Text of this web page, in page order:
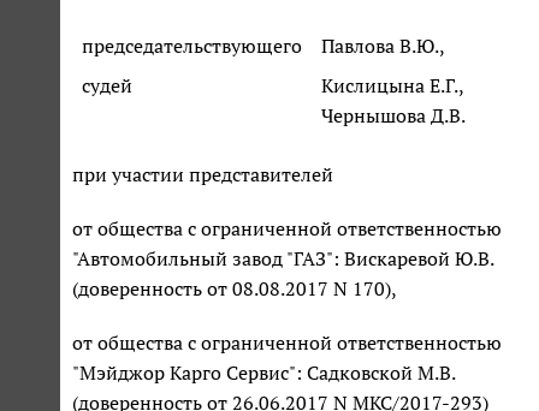
председательствующего
Павлова В.Ю.,
судей
Кислицына Е.Г.,
Чернышова Д.В.
при участии представителей
от общества с ограниченной ответственностью
"Автомобильный завод "ГАЗ": Вискаревой Ю.В.
(доверенность от 08.08.2017 N 170),
от общества с ограниченной ответственностью
"Мэйджор Карго Сервис": Садковской М.В.
(доверенность от 26.06.2017 N МКС/2017-293)